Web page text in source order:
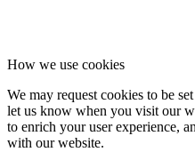
How we use cookies
We may request cookies to be
let us know when you visit our
to enrich your user experience,
with our website.